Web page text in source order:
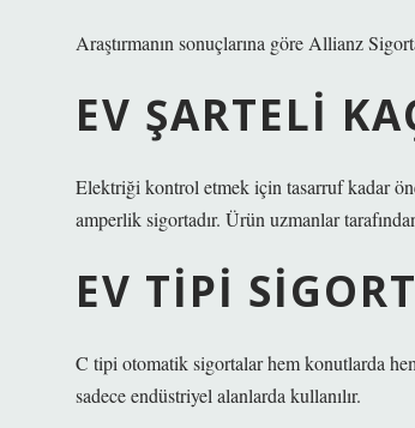
Araştırmanın sonuçlarına göre Allianz
EV ŞARTELI
Elektriği kontrol etmek için tasarruf kadar
amperlik sigortadır. Ürün uzmanlar
EV TIPI
C tipi otomatik sigortalar hem konutlarda
sadece endüstriyel alanlarda kullanılır.